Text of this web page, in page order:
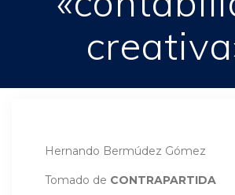
Hernando Bermúdez Gómez
Tomado de CONTRAPARTIDA